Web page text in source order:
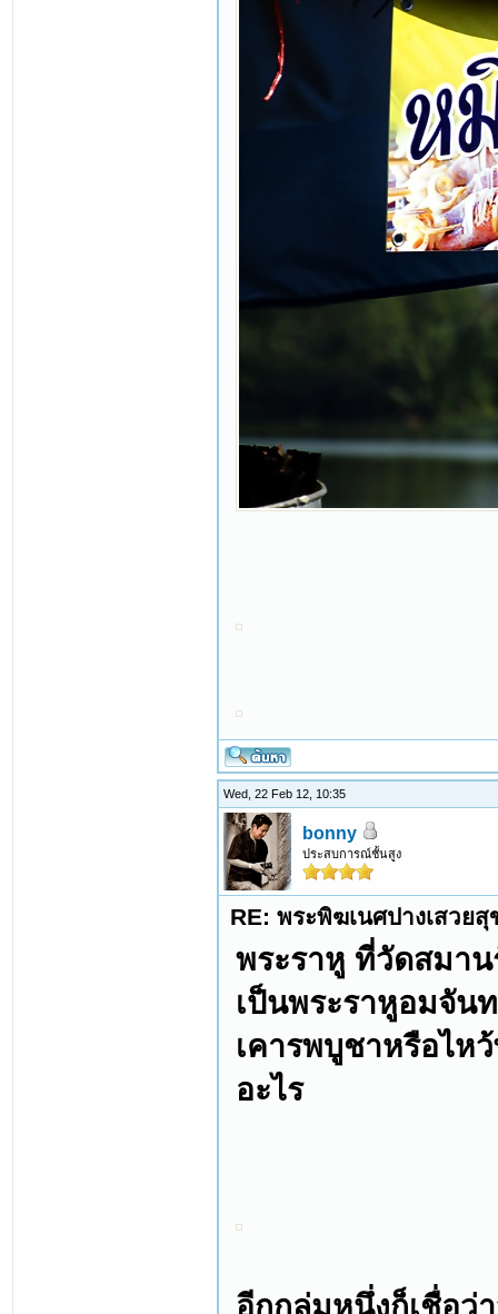
Wed, 22 Feb 12, 10:35
bonny
ประสบการณ์ชั้นสูง
RE: พระพิฆเนศปางเสวย
พระราหู ที่วัดสมาน
เป็นพระราหูอมจัน
เคารพบูชาหรือไห
อะไร
อีกกลุ่มหนึ่งก็เชื่อว่